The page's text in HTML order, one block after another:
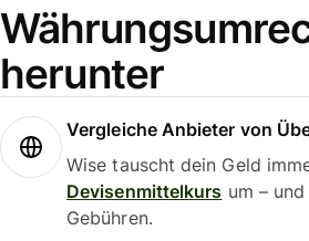
herunter
Vergleiche Anbieter von
Wise tauscht dein Geld
Devisenmittelkurs um –
Gebühren.